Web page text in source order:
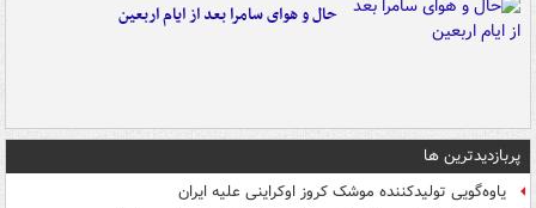
حال و هوای سامرا بعد از ایام اربعین
پربازدیدترین ها
یاوه‌گویی تولیدکننده موشک کروز اوکراینی علیه ایران